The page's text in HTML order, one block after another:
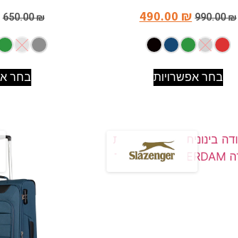
990.00₪
490.00 ₪
בחר אפשרויות
650.00₪
בחר